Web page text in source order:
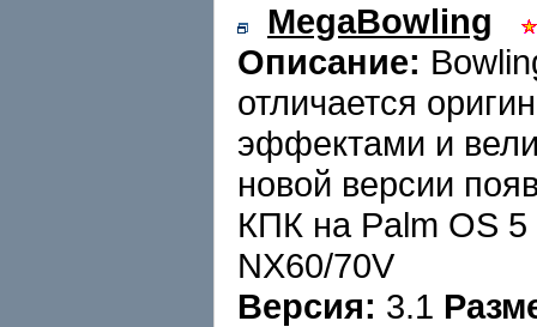
MegaBowling
Описание:
отличается
эффектами и
новой версии
КПК на Palm OS 5
NX60/70V
Версия: 3.1